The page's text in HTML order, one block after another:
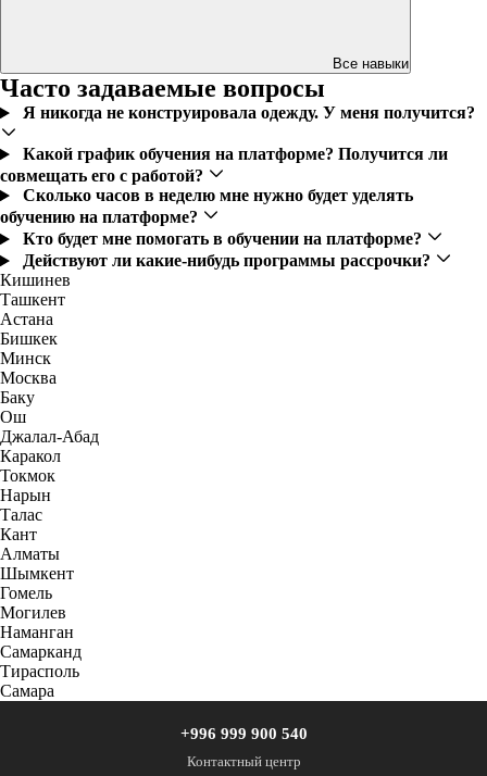
Все навыки
Часто задаваемые вопросы
Я никогда не конструировала одежду. У меня получится?
Какой график обучения на платформе? Получится ли
совмещать его с работой?
Сколько часов в неделю мне нужно будет уделять
обучению на платформе?
Кто будет мне помогать в обучении на платформе?
Действуют ли какие-нибудь программы рассрочки?
Кишинев
Ташкент
Астана
Бишкек
Минск
Москва
Баку
Ош
Джалал-Абад
Каракол
Токмок
Нарын
Талас
Кант
Алматы
Шымкент
Гомель
Могилев
Наманган
Самарканд
Тирасполь
Самара
+996 999 900 540
Контактный центр